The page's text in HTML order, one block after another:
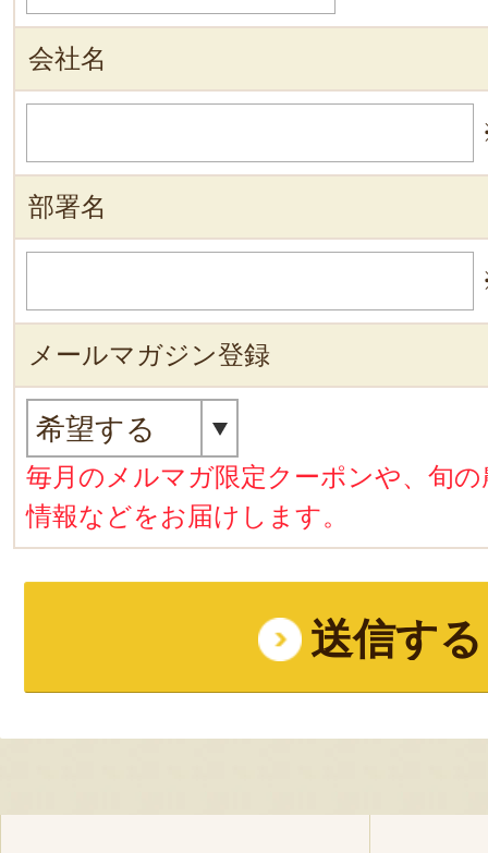
会社名
部署名
メールマガジン登録
毎月のメルマガ限定クーポンや、旬
情報などをお届けします。